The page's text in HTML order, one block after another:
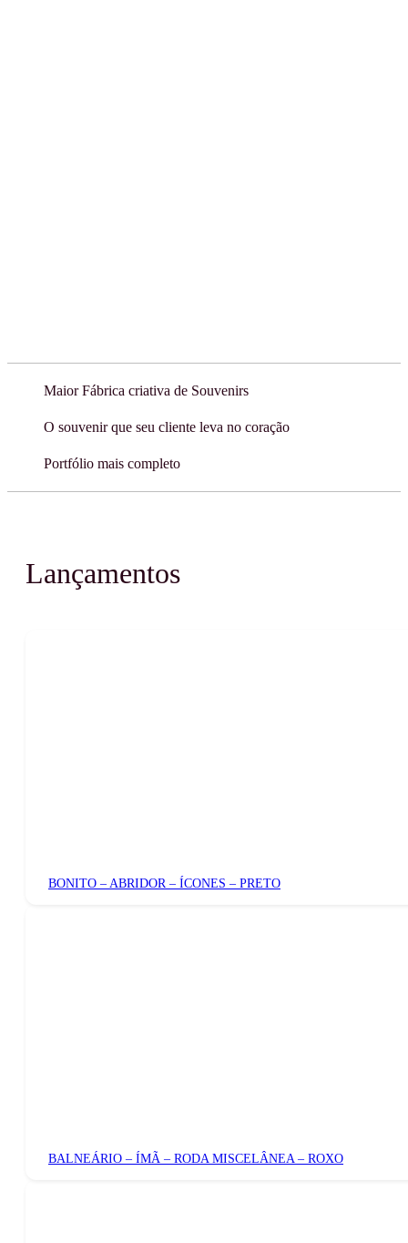
Maior Fábrica criativa de Souvenirs
O souvenir que seu cliente leva no coração
Portfólio mais completo
Lançamentos
BONITO – ABRIDOR – ÍCONES – PRETO
BALNEÁRIO – ÍMÃ – RODA MISCELÂNEA – ROXO